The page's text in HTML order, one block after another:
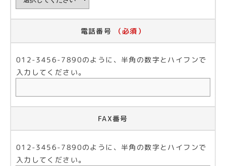
電話番号 （必須）
012-3456-7890のように、半角の数字とハイフンで
入力してください。
FAX番号
012-3456-7890のように、半角の数字とハイフンで
入力してください。